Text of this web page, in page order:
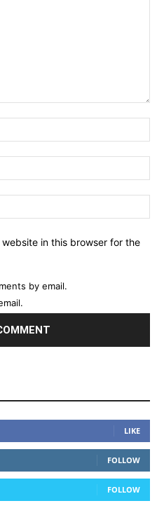
in this browser for the
by email.
LIKE
FOLLOW
FOLLOW